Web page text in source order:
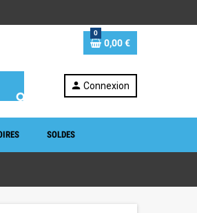
0
0,00 €
search
person Connexion
SOLDES